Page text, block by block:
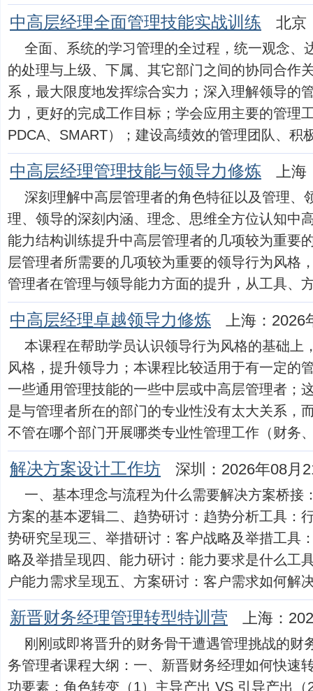
中高层经理全面管理技能实战训练 北京
全面、系统的学习管理的全过程，统一观念、
的处理与上级、下属、其它部门之间的协同合作
系，最大限度地发挥综合实力；深入理解领导的
力，更好的完成工作目标；学会应用主要的管理
PDCA、SMART）；建设高绩效的管理团队、积
中高层经理管理技能与领导力修炼 上海
深刻理解中高层管理者的角色特征以及管理、
理、领导的深刻内涵、理念、思维全方位认知中
能力结构训练提升中高层管理者的几项较为重要
层管理者所需要的几项较为重要的领导行为风格
管理者在管理与领导能力方面的提升，从工具、
中高层经理卓越领导力修炼 上海：2026
本课程在帮助学员认识领导行为风格的基础上
风格，提升领导力；本课程比较适用于有一定的
一些通用管理技能的一些中层或中高层管理者；
是与管理者所在的部门的专业性没有太大关系，
不管在哪个部门开展哪类专业性管理工作（财务
解决方案设计工作坊 深圳：2026年08月
一、基本理念与流程为什么需要解决方案桥接
方案的基本逻辑二、趋势研讨：趋势分析工具：
势研究呈现三、举措研讨：客户战略及举措工具
略及举措呈现四、能力研讨：能力要求是什么工
户能力需求呈现五、方案研讨：客户需求如何解
新晋财务经理管理转型特训营 上海：
刚刚或即将晋升的财务骨干遭遇管理挑战的财
务管理者课程大纲：一、新晋财务经理如何快速
功要素：角色转变（1）主导产出 VS 引导产出